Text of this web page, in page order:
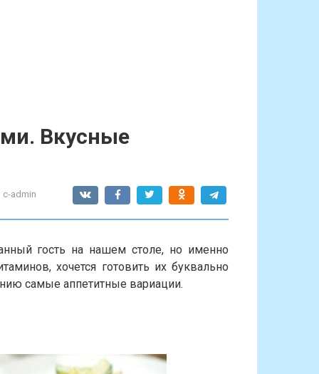
Вкусные
c-admin
гость на нашем столе, но именно
хочется готовить их буквально
самые аппетитные вариации.